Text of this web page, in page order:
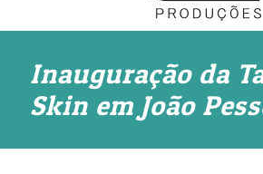
Inauguração da
Skin em João